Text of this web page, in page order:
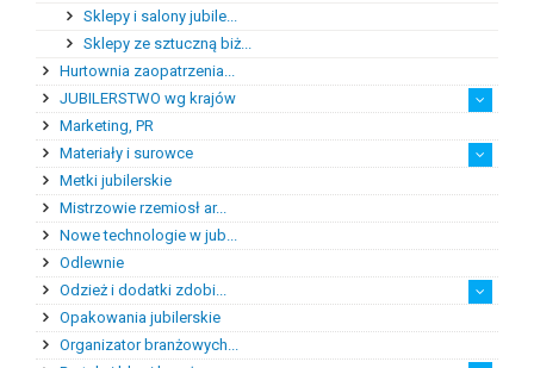
Sklepy i salony jubile...
Sklepy ze sztuczną biż...
Hurtownia zaopatrzenia...
JUBILERSTWO wg krajów
Niemcy
Polska
Szwecja
USA
Marketing, PR
Materiały i surowce
Bursztyn
Kamienie jubilersko-oz...
Kamienie syntetyczne
Kamienie szlachetne
Metale szlachetne
Półfabrykaty do produk...
Pozostałe materiały i ...
Metki jubilerskie
Mistrzowie rzemiosł ar...
Nowe technologie w jub...
Odlewnie
Odzież i dodatki zdobi...
Odzież damska i dodatki
Odzież męska i dodatki
Okulary
Suknie ślubne
Opakowania jubilerskie
Organizator branżowych...